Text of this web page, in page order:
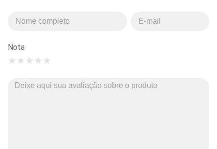
Nota
★
★
★
★
★